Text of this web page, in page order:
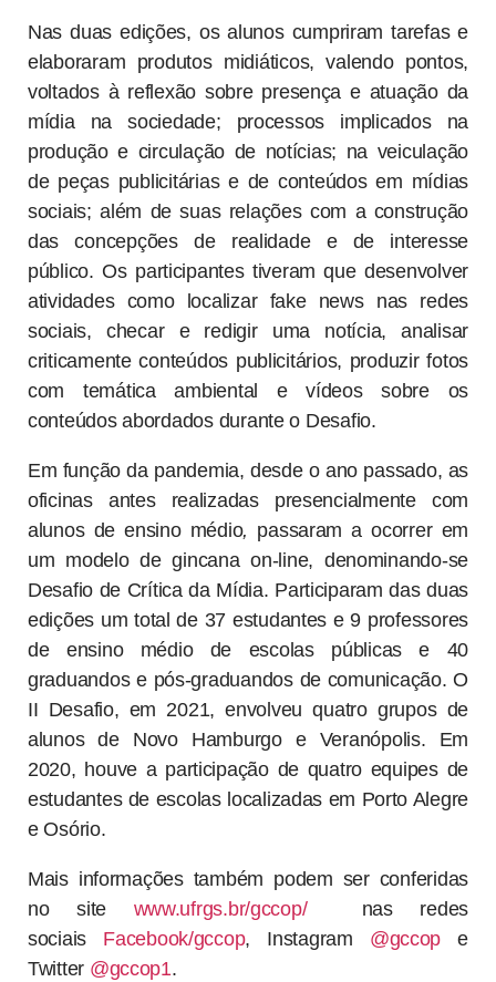
Nas duas edições, os alunos cumpriram tarefas e
elaboraram produtos midiáticos, valendo pontos,
voltados à reflexão sobre presença e atuação da
mídia na sociedade; processos implicados na
produção e circulação de notícias; na veiculação
de peças publicitárias e de conteúdos em mídias
sociais; além de suas relações com a construção
das concepções de realidade e de interesse
público. Os participantes tiveram que desenvolver
atividades como localizar fake news nas redes
sociais, checar e redigir uma notícia, analisar
criticamente conteúdos publicitários, produzir fotos
com temática ambiental e vídeos sobre os
conteúdos abordados durante o Desafio.
Em função da pandemia, desde o ano passado, as
oficinas antes realizadas presencialmente com
alunos de ensino médio, passaram a ocorrer em
um modelo de gincana on-line, denominando-se
Desafio de Crítica da Mídia. Participaram das duas
edições um total de 37 estudantes e 9 professores
de ensino médio de escolas públicas e 40
graduandos e pós-graduandos de comunicação. O
II Desafio, em 2021, envolveu quatro grupos de
alunos de Novo Hamburgo e Veranópolis. Em
2020, houve a participação de quatro equipes de
estudantes de escolas localizadas em Porto Alegre
e Osório.
Mais informações também podem ser conferidas
no site www.ufrgs.br/gccop/nas redes
sociais Facebook/gccop, Instagram @gccop e
Twitter @gccop1.